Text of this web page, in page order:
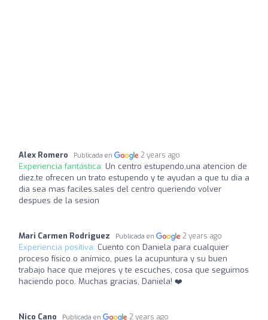
Alex Romero Publicada en 2 years ago
Experiencia fantástica: Un centro estupendo,una atencion de
diez,te ofrecen un trato estupendo y te ayudan a que tu dia a
dia sea mas faciles.sales del centro queriendo volver
despues de la sesion
Mari Carmen Rodriguez Publicada en 2 years ago
Experiencia positiva: Cuento con Daniela para cualquier
proceso físico o anímico, pues la acupuntura y su buen
trabajo hace que mejores y te escuches, cosa que seguimos
haciendo poco. Muchas gracias, Daniela! ❤️
Nico Cano Publicada en 2 years ago